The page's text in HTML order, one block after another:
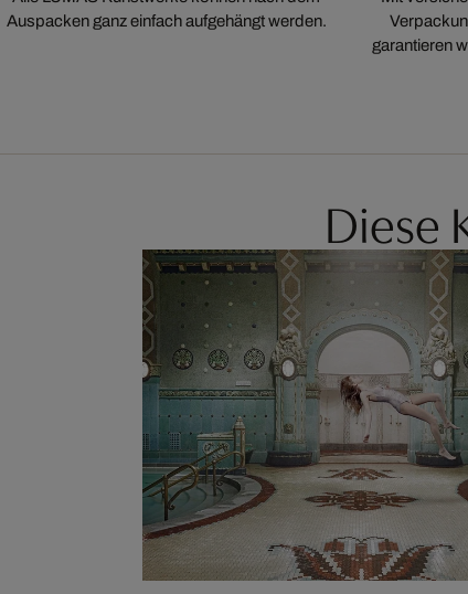
Auspacken ganz einfach aufgehängt werden.
garantieren
Diese